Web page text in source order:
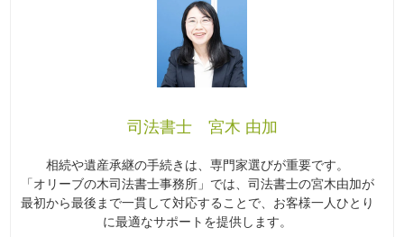
司法書士 宮木 由加
相続や遺産承継の手続きは、専門家選びが重要です。
「オリーブの木司法書士事務所」では、司法書士の宮木由加が
最初から最後まで一貫して対応することで、お客様一人ひとり
に最適なサポートを提供します。